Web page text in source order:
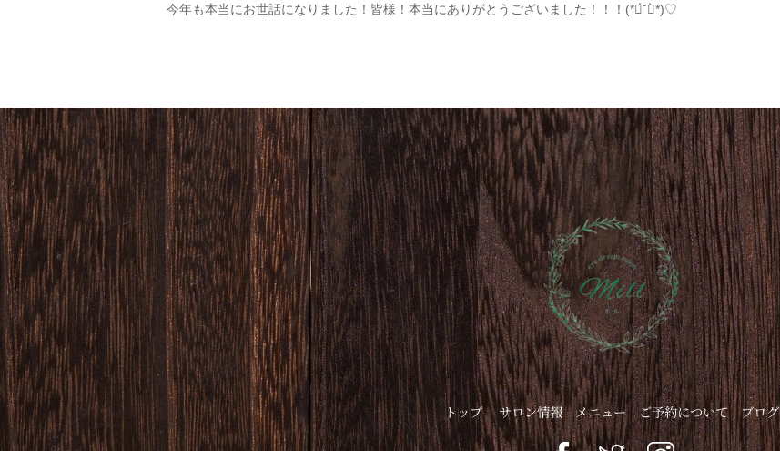
今年も本当にお世話になりました！皆様！本当にありがとうございました！！！(*ฅ́˘ฅ̀*)♡
トップ サロン情報 メニュー ご予約について ブログ